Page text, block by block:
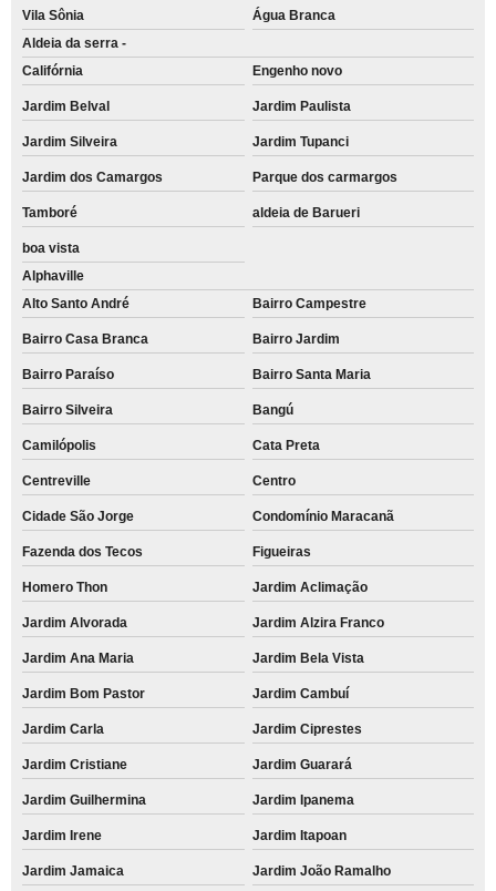
Vila Sônia
Água Branca
Aldeia da serra -
Califórnia
Engenho novo
Jardim Belval Jardim Paulista
Jardim Silveira Jardim Tupanci
Jardim dos Camargos Parque dos carmargos
Tamboré aldeia de Barueri
boa vista
Alphaville
Alto Santo André
Bairro Campestre
Bairro Casa Branca Bairro Jardim
Bairro Paraíso Bairro Santa Maria
Bairro Silveira Bangú
Camilópolis Cata Preta
Centreville Centro
Cidade São Jorge Condomínio Maracanã
Fazenda dos Tecos Figueiras
Homero Thon Jardim Aclimação
Jardim Alvorada Jardim Alzira Franco
Jardim Ana Maria Jardim Bela Vista
Jardim Bom Pastor Jardim Cambuí
Jardim Carla Jardim Ciprestes
Jardim Cristiane Jardim Guarará
Jardim Guilhermina Jardim Ipanema
Jardim Irene Jardim Itapoan
Jardim Jamaica Jardim João Ramalho